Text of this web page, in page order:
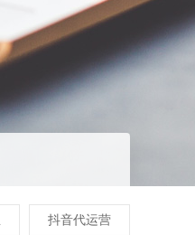
抖音代运营